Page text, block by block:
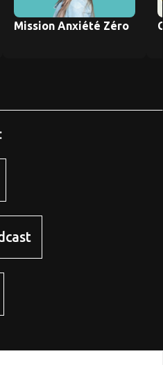
Mission Anxiété Zéro